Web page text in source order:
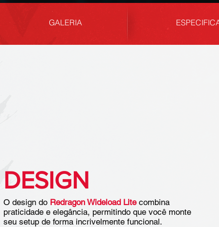
GALERIA
DESIGN
O design do Redragon Wideload Lite combina
praticidade e elegância, permitindo que você monte
seu setup de forma incrivelmente funcional.